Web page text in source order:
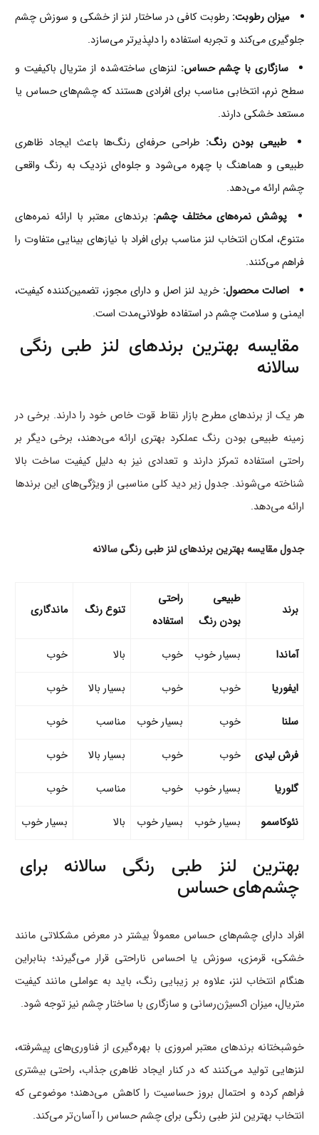
میزان رطوبت: رطوبت کافی در ساختار لنز از خشکی و سوزش چشم
جلوگیری می‌کند و تجربه استفاده را دلپذیرتر می‌سازد.
سازگاری با چشم حساس: لنزهای ساخته‌شده از متریال باکیفیت و
سطح نرم، انتخابی مناسب برای افرادی هستند که چشم‌های حساس یا
مستعد خشکی دارند.
طبیعی بودن رنگ: طراحی حرفه‌ای رنگ‌ها باعث ایجاد ظاهری
طبیعی و هماهنگ با چهره می‌شود و جلوه‌ای نزدیک به رنگ واقعی
چشم ارائه می‌دهد.
پوشش نمره‌های مختلف چشم: برندهای معتبر با ارائه نمره‌های
متنوع، امکان انتخاب لنز مناسب برای افراد با نیازهای بینایی متفاوت را
فراهم می‌کنند.
اصالت محصول: خرید لنز اصل و دارای مجوز، تضمین‌کننده کیفیت،
ایمنی و سلامت چشم در استفاده طولانی‌مدت است.
مقایسه بهترین برندهای لنز طبی رنگی
سالانه
هر یک از برندهای مطرح بازار نقاط قوت خاص خود را دارند. برخی در
زمینه طبیعی بودن رنگ عملکرد بهتری ارائه می‌دهند، برخی دیگر بر
راحتی استفاده تمرکز دارند و تعدادی نیز به دلیل کیفیت ساخت بالا
شناخته می‌شوند. جدول زیر دید کلی مناسبی از ویژگی‌های این برندها
ارائه می‌دهد.
جدول مقایسه بهترین برندهای لنز طبی رنگی سالانه
برند
طبیعی
بودن رنگ
راحتی
استفاده
تنوع رنگ ماندگاری
آماندا بسیار خوب خوب بالا خوب
ایفوریا خوب خوب بسیار بالا خوب
سلنا خوب بسیار خوب مناسب خوب
فرش لیدی خوب خوب بسیار بالا خوب
گلوریا بسیار خوب خوب مناسب خوب
نئوکاسمو بسیار خوب بسیار خوب بالا بسیار خوب
بهترین لنز طبی رنگی سالانه برای
چشم‌های حساس
افراد دارای چشم‌های حساس معمولاً بیشتر در معرض مشکلاتی مانند
خشکی، قرمزی، سوزش یا احساس ناراحتی قرار می‌گیرند؛ بنابراین
هنگام انتخاب لنز، علاوه بر زیبایی رنگ، باید به عواملی مانند کیفیت
متریال، میزان اکسیژن‌رسانی و سازگاری با ساختار چشم نیز توجه شود.
خوشبختانه برندهای معتبر امروزی با بهره‌گیری از فناوری‌های پیشرفته،
لنزهایی تولید می‌کنند که در کنار ایجاد ظاهری جذاب، راحتی بیشتری
فراهم کرده و احتمال بروز حساسیت را کاهش می‌دهند؛ موضوعی که
انتخاب بهترین لنز طبی رنگی برای چشم حساس را آسان‌تر می‌کند.